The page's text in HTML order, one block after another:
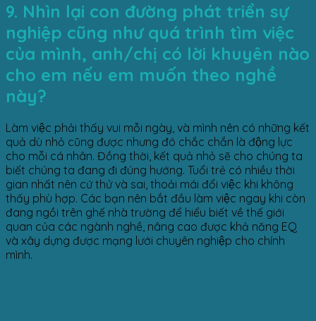
9. Nhìn lại con đường phát triển sự
nghiệp cũng như quá trình tìm việc
của mình, anh/chị có lời khuyên nào
cho em nếu em muốn theo nghề
này?
Làm việc phải thấy vui mỗi ngày, và mình nên có những kết
quả dù nhỏ cũng được nhưng đó chắc chắn là động lực
cho mỗi cá nhân. Đồng thời, kết quả nhỏ sẽ cho chúng ta
biết chúng ta đang đi đúng hướng. Tuổi trẻ có nhiều thời
gian nhất nên cứ thử và sai, thoải mái đổi việc khi không
thấy phù hợp. Các bạn nên bắt đầu làm việc ngay khi còn
đang ngồi trên ghế nhà trường để hiểu biết về thế giới
quan của các ngành nghề, nâng cao được khả năng EQ
và xây dựng được mạng lưới chuyên nghiệp cho chính
mình.